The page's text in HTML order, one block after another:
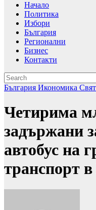
Начало
Политика
Избори
България
Регионални
Бизнес
Контакти
България Икономика Свят
Четирима
задържани
автобус на
транспорт